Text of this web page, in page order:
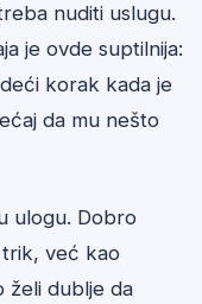
nuditi uslugu.
je ovde suptilnija:
korak kada je
da mu nešto
ulogu. Dobro
trik, već kao
želi dublje da